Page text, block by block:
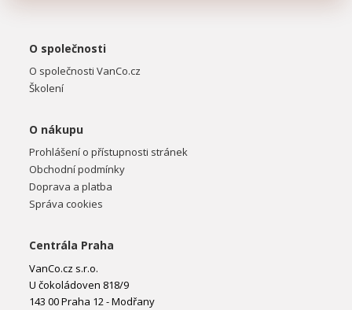
O společnosti
O společnosti VanCo.cz
Školení
O nákupu
Prohlášení o přístupnosti stránek
Obchodní podmínky
Doprava a platba
Správa cookies
Centrála Praha
VanCo.cz s.r.o.
U čokoládoven 818/9
143 00 Praha 12 - Modřany